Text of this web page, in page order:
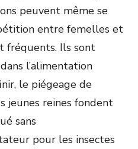
peuvent même se
entre femelles et
fréquents. Ils sont
l’alimentation
le piégeage de
jeunes reines fondent
sans
pour les insectes